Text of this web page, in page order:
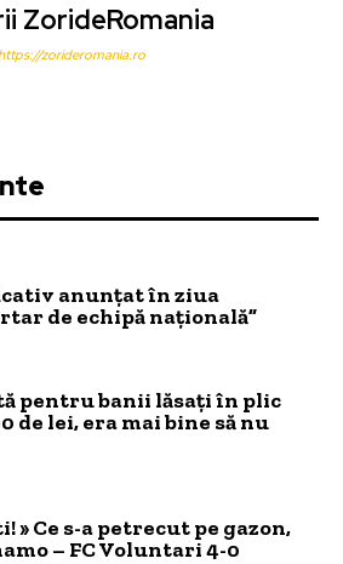
ZorideRomania
https://zorideromania.ro
anunțat în ziua
de echipă națională”
pentru banii lăsați în plic
de lei, era mai bine să nu
» Ce s-a petrecut pe gazon,
– FC Voluntari 4-0